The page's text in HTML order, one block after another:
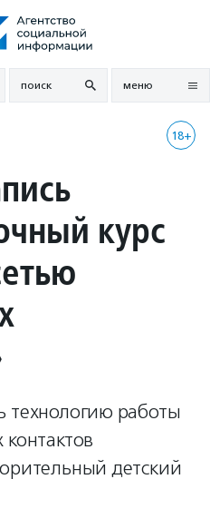
поиск меню
18+
курс
технологию работы
детский